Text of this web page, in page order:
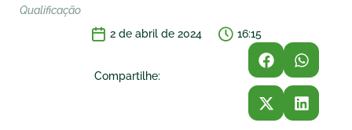
Qualificação
2 de abril de 2024
16:15
Compartilhe: